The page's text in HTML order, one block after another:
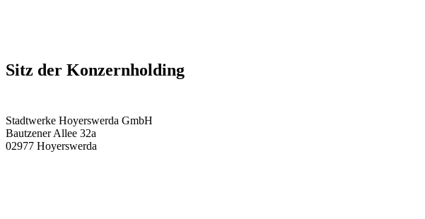
Sitz der Konzernholding
Stadtwerke Hoyerswerda GmbH
Bautzener Allee 32a
02977 Hoyerswerda